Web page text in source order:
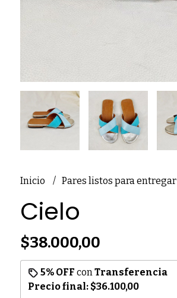
Inicio Pares listos para entregar
Cielo
$38.000,00
5% OFF con Transferencia
Precio final: $36.100,00